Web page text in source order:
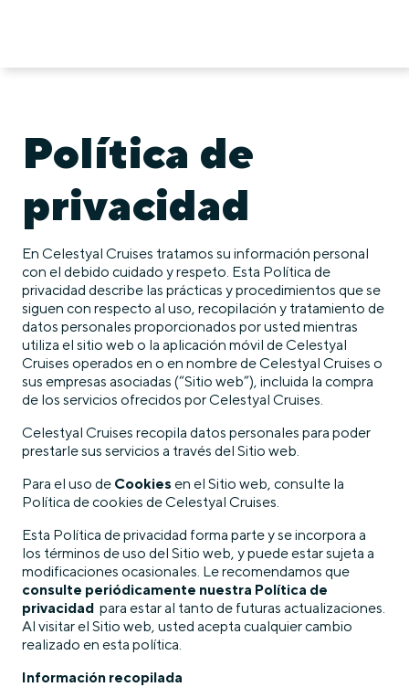
Política de
privacidad
En Celestyal Cruises tratamos su información personal
con el debido cuidado y respeto. Esta Política de
privacidad describe las prácticas y procedimientos que se
siguen con respecto al uso, recopilación y tratamiento de
datos personales proporcionados por usted mientras
utiliza el sitio web o la aplicación móvil de Celestyal
Cruises operados en o en nombre de Celestyal Cruises o
sus empresas asociadas (“Sitio web”), incluida la compra
de los servicios ofrecidos por Celestyal Cruises.
Celestyal Cruises recopila datos personales para poder
prestarle sus servicios a través del Sitio web.
Para el uso de Cookiesen el Sitio web, consulte la
Política de cookies de Celestyal Cruises.
Esta Política de privacidad forma parte y se incorpora a
los términos de uso del Sitio web, y puede estar sujeta a
modificaciones ocasionales. Le recomendamos que
consulte periódicamente nuestra Política de
privacidad para estar al tanto de futuras actualizaciones.
Al visitar el Sitio web, usted acepta cualquier cambio
realizado en esta política.
Información recopilada